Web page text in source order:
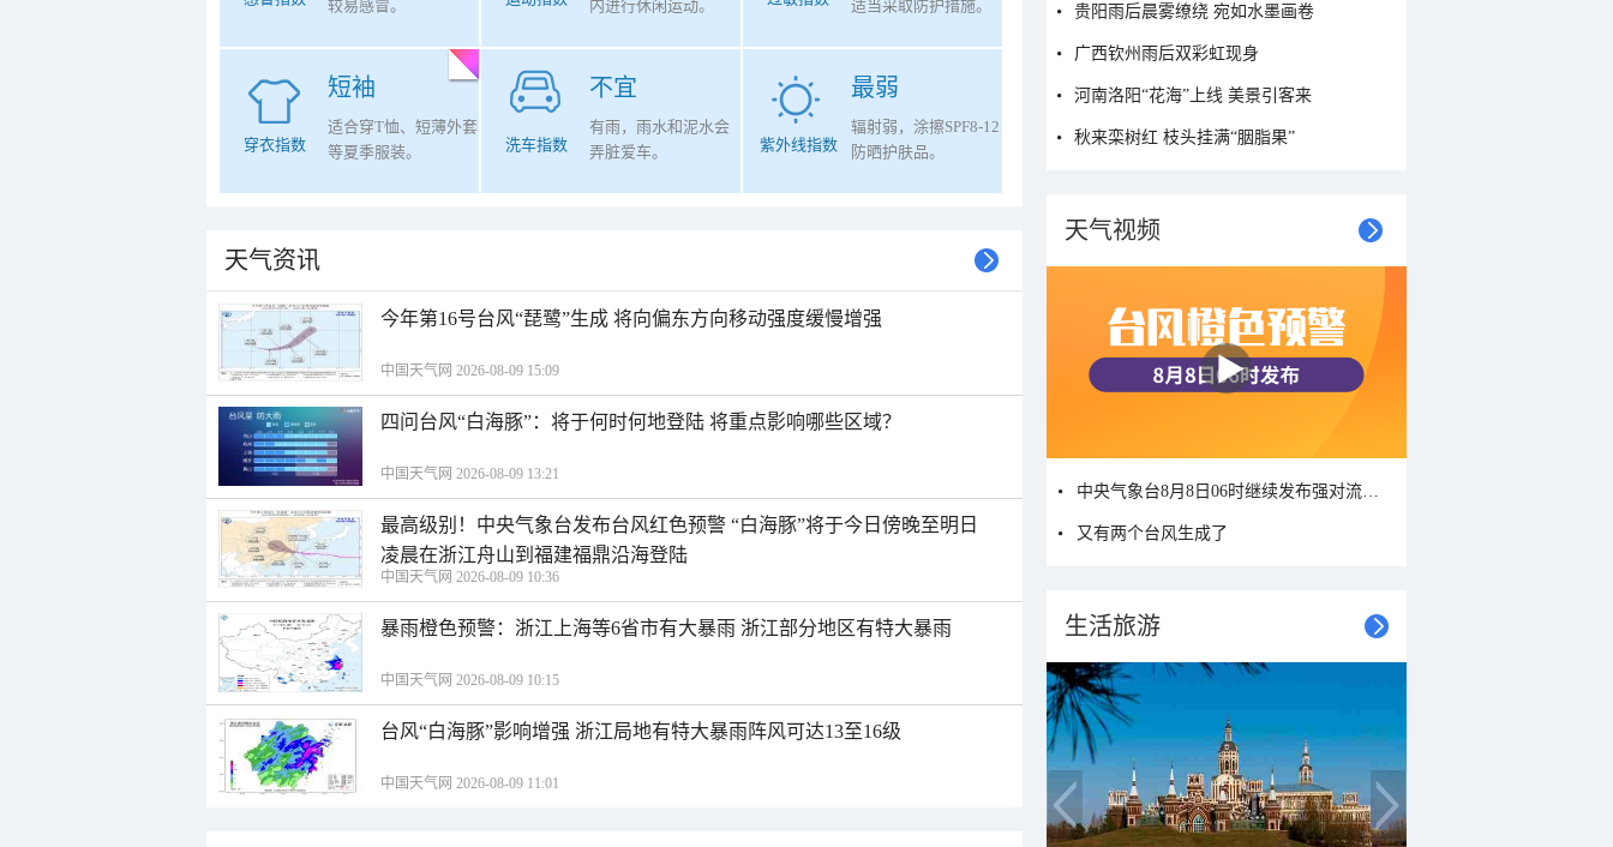
较易感冒。
内进行休闲运动。
适当采取防护措施。
短袖
穿衣指数
适合穿T恤、短薄外套
等夏季服装。
不宜
洗车指数
有雨，雨水和泥水会
弄脏爱车。
最弱
紫外线指数
辐射弱，涂擦SPF8-12
防晒护肤品。
天气资讯
今年第16号台风“琵鹭”生成 将向偏东方向移动强度缓慢增强
中国天气网 2026-08-09 15:09
四问台风“白海豚”：将于何时何地登陆 将重点影响哪些区域？
中国天气网 2026-08-09 13:21
最高级别！中央气象台发布台风红色预警 “白海豚”将于今日傍晚至明日
凌晨在浙江舟山到福建福鼎沿海登陆
中国天气网 2026-08-09 10:36
暴雨橙色预警：浙江上海等6省市有大暴雨 浙江部分地区有特大暴雨
中国天气网 2026-08-09 10:15
台风“白海豚”影响增强 浙江局地有特大暴雨阵风可达13至16级
中国天气网 2026-08-09 11:01
贵阳雨后晨雾缭绕 宛如水墨画卷
广西钦州雨后双彩虹现身
河南洛阳“花海”上线 美景引客来
秋来栾树红 枝头挂满“胭脂果”
天气视频
又有两个台风生成了
生活旅游